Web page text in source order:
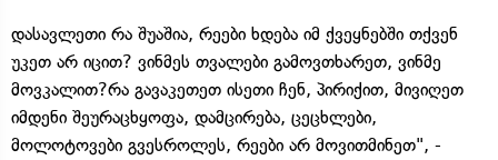
დასავლეთი რა შუაშია, რეები ხდება იმ ქვეყნებში თქვენ
უკეთ არ იცით? ვინმეს თვალები გამოვთხარეთ, ვინმე
მოვკალით?რა გავაკეთეთ ისეთი ჩენ, პირიქით, მივიღეთ
იმდენი შეურაცხყოფა, დამცირება, ცეცხლები,
მოლოტოვები გვესროლეს, რეები არ მოვითმინეთ", -